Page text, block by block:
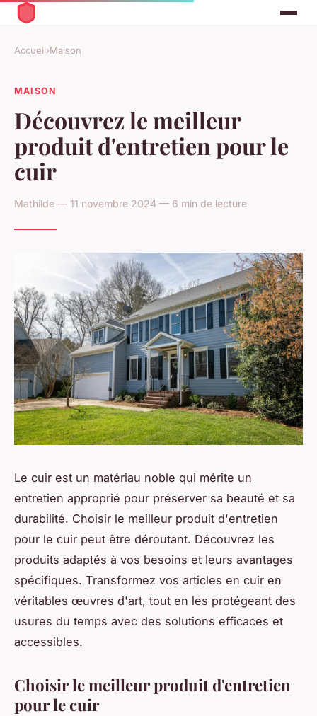
Accueil›Maison
MAISON
Découvrez le meilleur
produit d'entretien pour le
cuir
Mathilde — 11 novembre 2024 — 6 min de lecture
Le cuir est un matériau noble qui mérite un
entretien approprié pour préserver sa beauté et sa
durabilité. Choisir le meilleur produit d'entretien
pour le cuir peut être déroutant. Découvrez les
produits adaptés à vos besoins et leurs avantages
spécifiques. Transformez vos articles en cuir en
véritables œuvres d'art, tout en les protégeant des
usures du temps avec des solutions efficaces et
accessibles.
Choisir le meilleur produit d'entretien
pour le cuir